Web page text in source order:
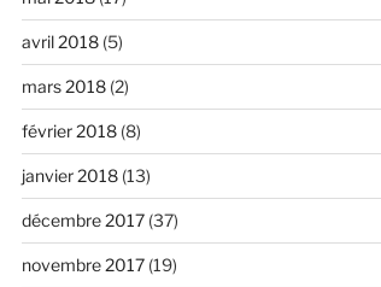
avril 2018(5)
mars 2018(2)
février 2018(8)
janvier 2018(13)
décembre 2017(37)
novembre 2017(19)